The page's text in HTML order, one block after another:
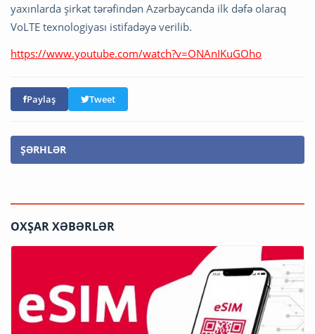
yaxınlarda şirkət tərəfindən Azərbaycanda ilk dəfə olaraq
VoLTE texnologiyası istifadəyə verilib.
https://www.youtube.com/watch?v=ONAnIKuGOho
Paylaş Tweet
ŞƏRHLƏR
OXŞAR XƏBƏRLƏR